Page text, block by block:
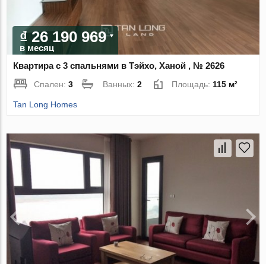
₫ 26 190 969
в месяц
Квартира с 3 спальнями в Тэйхо, Ханой , № 2626
Спален:3 Ванных:2 Площадь:115 м²
Tan Long Homes